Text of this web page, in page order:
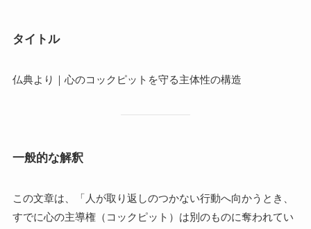
タイトル
仏典より｜心のコックピットを守る主体性の構造
一般的な解釈
この文章は、「人が取り返しのつかない行動へ向かうとき、
すでに心の主導権（コックピット）は別のものに奪われてい